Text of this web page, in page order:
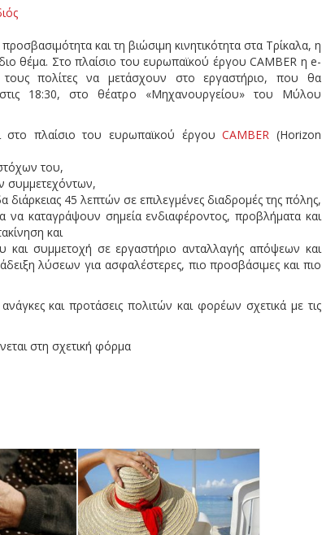
και τη βιώσιμη κινητικότητα στα Τρίκαλα, η
θέμα. Στο πλαίσιο του ευρωπαϊκού έργου CAMBER η e-
πολίτες να μετάσχουν στο εργαστήριο, που θα
18:30, στο θέατρο «Μηχανουργείου» του Μύλου
στο πλαίσιο του ευρωπαϊκού έργουCAMBER (Horizon
του,
συμμετεχόντων,
διάρκειας 45 λεπτών σε επιλεγμένες διαδρομές της πόλης,
να καταγράψουν σημεία ενδιαφέροντος, προβλήματα και
και
συμμετοχή σε εργαστήριο ανταλλαγής απόψεων και
λύσεων για ασφαλέστερες, πιο προσβάσιμες και πιο
και προτάσεις πολιτών και φορέων σχετικά με τις
στη σχετική φόρμα